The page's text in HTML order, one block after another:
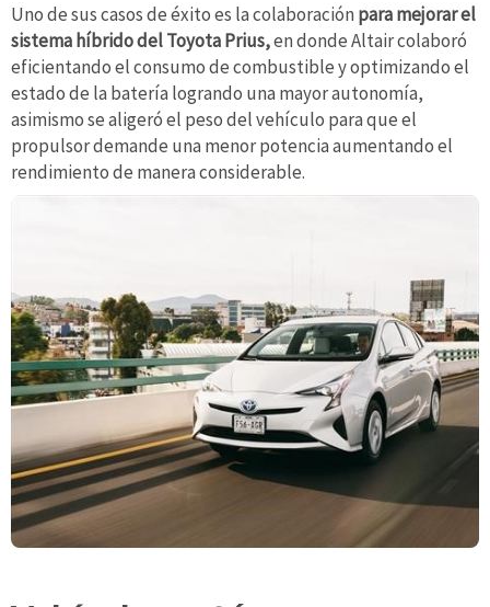
Uno de sus casos de éxito es la colaboración para mejorar el
sistema híbrido del Toyota Prius,en donde Altair colaboró
eficientando el consumo de combustible y optimizando el
estado de la batería logrando una mayor autonomía,
asimismo se aligeró el peso del vehículo para que el
propulsor demande una menor potencia aumentando el
rendimiento de manera considerable.